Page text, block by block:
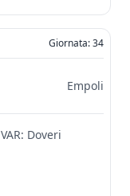
Giornata: 34
Empoli
VAR: Doveri